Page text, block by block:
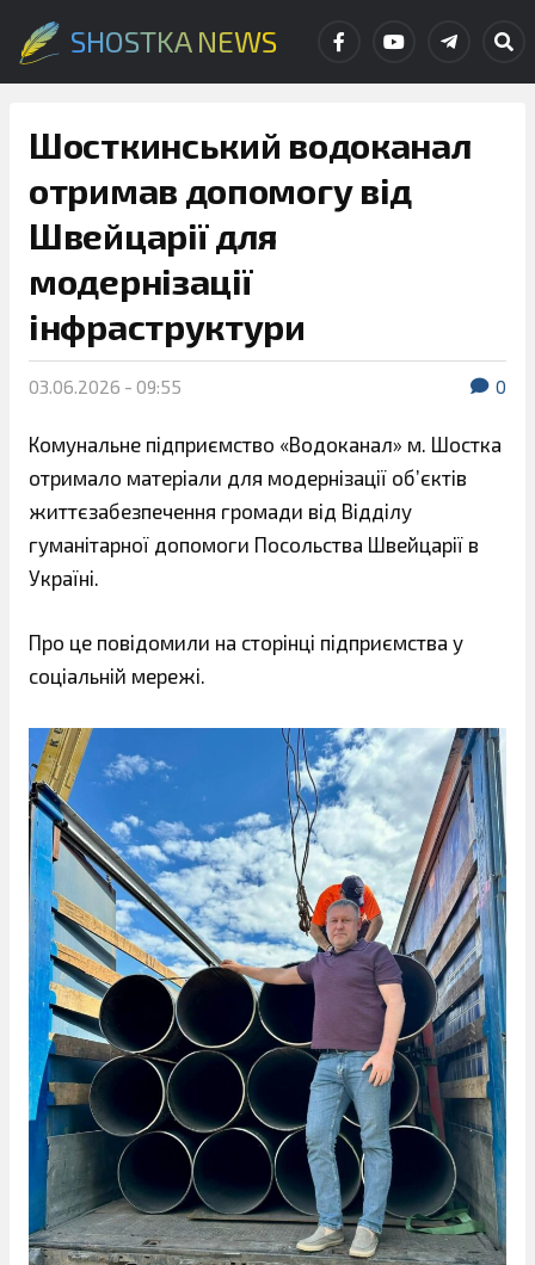
SHOSTKA NEWS
Шосткинський водоканал
отримав допомогу від
Швейцарії для
модернізації
інфраструктури
03.06.2026 - 09:55 0
Комунальне підприємство «Водоканал» м. Шостка
отримало матеріали для модернізації об’єктів
життєзабезпечення громади від Відділу
гуманітарної допомоги Посольства Швейцарії в
Україні.
Про це повідомили на сторінці підприємства у
соціальній мережі.